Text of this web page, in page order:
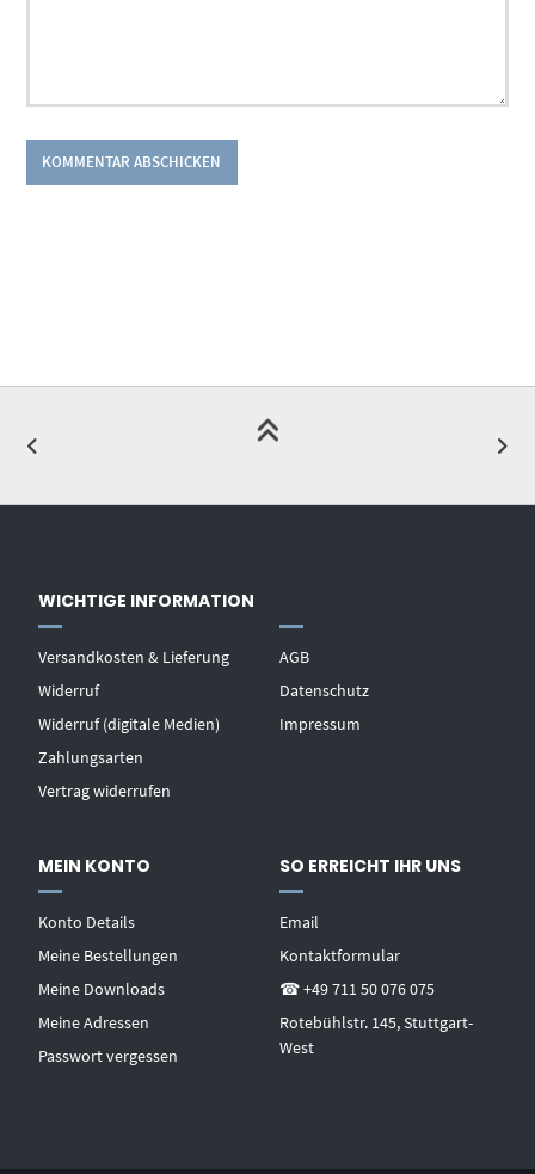
WICHTIGE INFORMATION
Versandkosten & Lieferung
Widerruf
Widerruf (digitale Medien)
Zahlungsarten
Vertrag widerrufen
AGB
Datenschutz
Impressum
MEIN KONTO
Konto Details
Meine Bestellungen
Meine Downloads
Meine Adressen
Passwort vergessen
SO ERREICHT IHR UNS
Email
Kontaktformular
☎ +49 711 50 076 075
Rotebühlstr. 145, Stuttgart-
West